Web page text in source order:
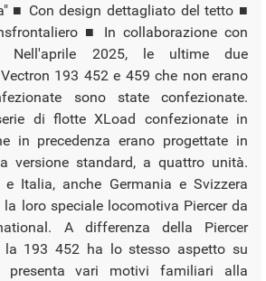
■ Con design dettagliato del tetto ■
■ In collaborazione con
Nell'aprile 2025, le ultime due
193 452 e 459 che non erano
sono state confezionate.
di flotte XLoad confezionate in
in precedenza erano progettate in
versione standard, a quattro unità.
Italia, anche Germania e Svizzera
loro speciale locomotiva Piercer da
A differenza della Piercer
la 193 452 ha lo stesso aspetto su
vari motivi familiari alla